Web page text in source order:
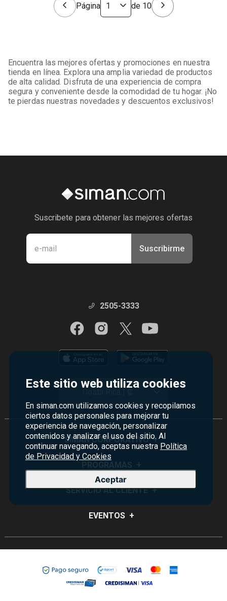
Este sitio web utiliza cookies
En siman.com utilizamos cookies y recopilamos
ciertos datos personales para mejorar tu
experiencia de navegación, personalizar
contenidos y analizar el uso del sitio. Al
continuar navegando, aceptas nuestra Política
de Privacidad y Cookies
Aceptar
Página de 10
Encuentra las mejores ofertas y promociones en nuestra
tienda en línea. Explora una amplia variedad de productos
de alta calidad. Disfruta de una experiencia de compra
segura y conveniente desde la comodidad de tu hogar. ¡No
te pierdas nuestras novedades y descuentos exclusivos!
Suscribete para obtener las mejores ofertas
Suscribirme
2505-3333
SIMAN CORPORATIVO +
Visión y Misión
Sucursales
Monedero
Certificados de Regalo
Credisiman
SERVICIO AL CLIENTE +
Preguntas Frecuentes
Contáctenos
Seguridad del sitio
Política de Privacidad
EVENTOS +
Rebajas